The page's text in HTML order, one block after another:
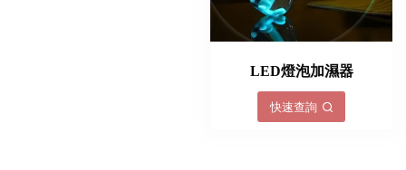
LED燈泡加濕器
快速查詢